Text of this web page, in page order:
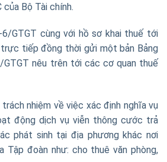
Bộ Tài chính.
GTGT cùng với hồ sơ khai thuế tới
tiếp đồng thời gửi một bản Bảng
GTGT nêu trên tới các cơ quan thuế
nhiệm về việc xác định nghĩa vụ
động dịch vụ viễn thông cước trả
phát sinh tại địa phương khác nơi
Tập đoàn như: cho thuê văn phòng,